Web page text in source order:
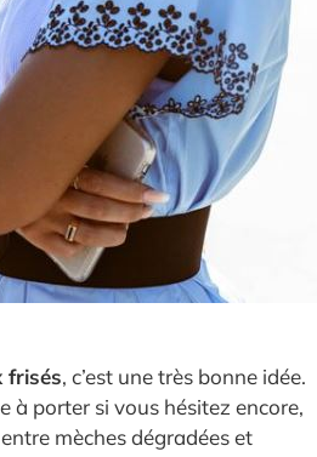
frisés, c’est une très bonne idée.
à porter si vous hésitez encore,
mèches dégradées et